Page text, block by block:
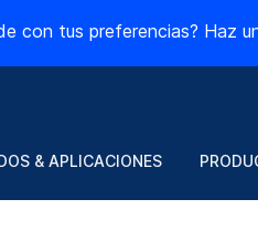
con tus preferencias? Haz
& APLICACIONES